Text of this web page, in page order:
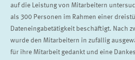
auf die Leistung von Mitarbeitern
als 300 Personen im Rahmen einer
Dateneingabetätigkeit beschäftigt. Nach
wurde den Mitarbeitern in zufällig
für ihre Mitarbeit gedankt und eine